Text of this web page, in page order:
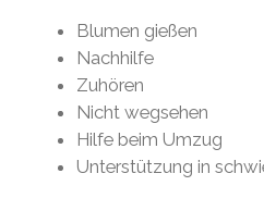
Blumen gießen
Nachhilfe
Zuhören
Nicht wegsehen
Hilfe beim Umzug
Unterstützung in